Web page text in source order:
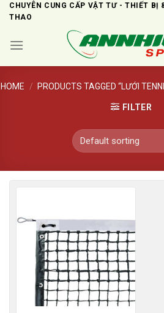
SkipCHUYÊN CUNG CẤP VẬT TƯ - THIẾT BỊ
THAO
HOME / PRODUCTS TAGGED “LƯỚI
FILTER